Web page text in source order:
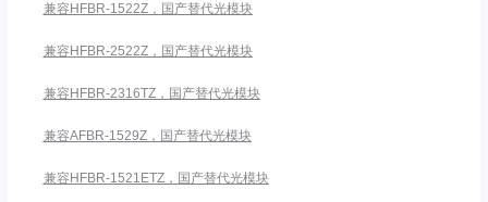
兼容HFBR-1522Z，国产替代光模块
兼容HFBR-2522Z，国产替代光模块
兼容HFBR-2316TZ，国产替代光模块
兼容AFBR-1529Z，国产替代光模块
兼容HFBR-1521ETZ，国产替代光模块